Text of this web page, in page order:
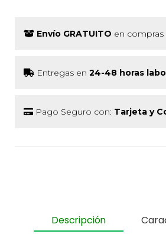
Envío GRATUITO en
Entregas en 24-48 horas
Pago Seguro con: Tarjeta y
Descripción